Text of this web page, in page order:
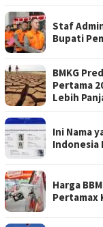
Staf
Bupati
BMKG
Pertama
Lebih
Ini Nama
Indonesia
Harga
Pertamax